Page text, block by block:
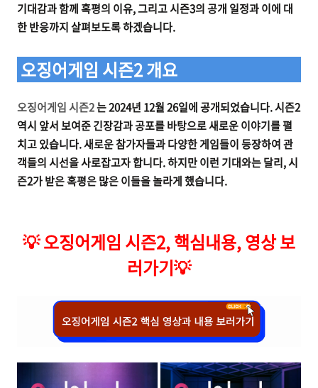
기대감과 함께 혹평의 이유, 그리고 시즌3의 공개 일정과 이에 대
한 반응까지 살펴보도록 하겠습니다.
오징어게임 시즌2 개요
오징어게임 시즌2는 2024년 12월 26일에 공개되었습니다.시즌2
역시 앞서 보여준 긴장감과 공포를 바탕으로 새로운 이야기를 펼
치고 있습니다. 새로운 참가자들과 다양한 게임들이 등장하여 관
객들의 시선을 사로잡고자 합니다. 하지만 이런 기대와는 달리, 시
즌2가 받은 혹평은 많은 이들을 놀라게 했습니다.
💡오징어게임 시즌2, 핵심내용, 영상 보
러가기💡